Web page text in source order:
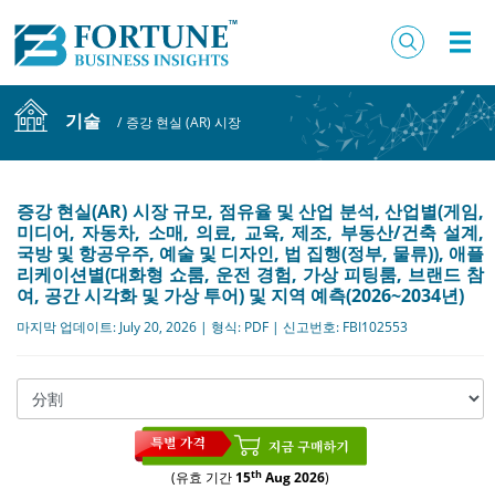
기술 / 증강 현실 (AR) 시장
증강 현실(AR) 시장 규모, 점유율 및 산업 분석, 산업별(게임,
미디어, 자동차, 소매, 의료, 교육, 제조, 부동산/건축 설계,
국방 및 항공우주, 예술 및 디자인, 법 집행(정부, 물류)), 애플
리케이션별(대화형 쇼룸, 운전 경험, 가상 피팅룸, 브랜드 참
여, 공간 시각화 및 가상 투어) 및 지역 예측(2026~2034년)
마지막 업데이트: July 20, 2026 | 형식: PDF | 신고번호: FBI102553
(유효 기간 15th Aug 2026)